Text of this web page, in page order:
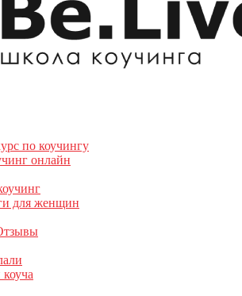
по коучингу
онлайн
для женщин